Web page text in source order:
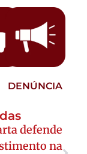
DENÚNCIA
defende
na